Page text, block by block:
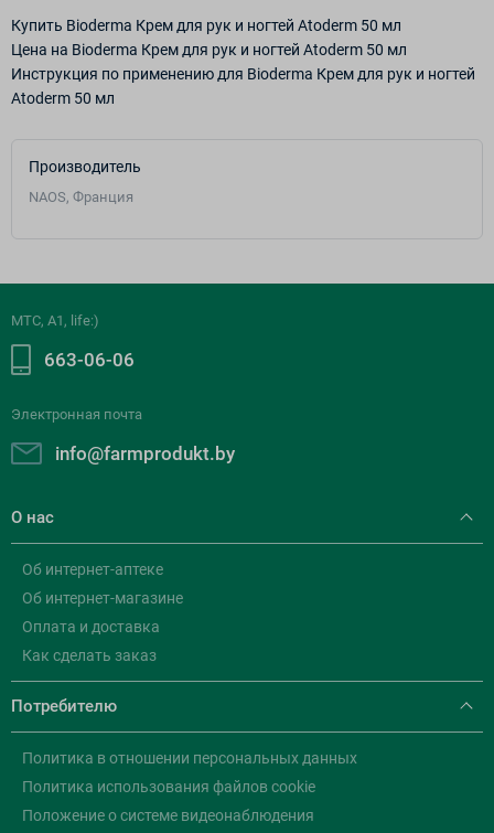
Купить Bioderma Крем для рук и ногтей Atoderm 50 мл
Цена на Bioderma Крем для рук и ногтей Atoderm 50 мл
Инструкция по применению для Bioderma Крем для рук и ногтей
Atoderm 50 мл
Производитель
NAOS, Франция
МТС, A1, life:)
663-06-06
Электронная почта
info@farmprodukt.by
О нас
Об интернет-аптеке
Об интернет-магазине
Оплата и доставка
Как сделать заказ
Потребителю
Политика в отношении персональных данных
Политика использования файлов cookie
Положение о системе видеонаблюдения